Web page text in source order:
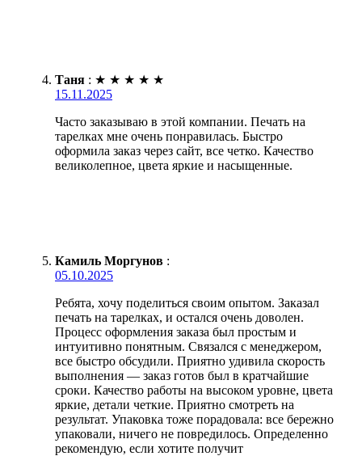
Таня : ★ ★ ★ ★ ★
15.11.2025
Часто заказываю в этой компании. Печать на
тарелках мне очень понравилась. Быстро
оформила заказ через сайт, все четко. Качество
великолепное, цвета яркие и насыщенные.
Камиль Моргунов :
05.10.2025
Ребята, хочу поделиться своим опытом. Заказал
печать на тарелках, и остался очень доволен.
Процесс оформления заказа был простым и
интуитивно понятным. Связался с менеджером,
все быстро обсудили. Приятно удивила скорость
выполнения — заказ готов был в кратчайшие
сроки. Качество работы на высоком уровне, цвета
яркие, детали четкие. Приятно смотреть на
результат. Упаковка тоже порадовала: все бережно
упаковали, ничего не повредилось. Определенно
рекомендую, если хотите получит